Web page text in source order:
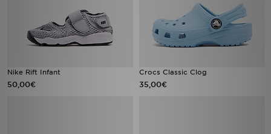
Nike Rift Infant
50,00€
Crocs Classic Clog
35,00€